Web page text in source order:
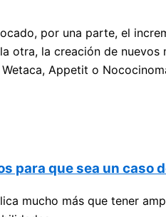
por una parte, el
otra, la creación de
Appetit o
para que sea un caso
mucho más que tener